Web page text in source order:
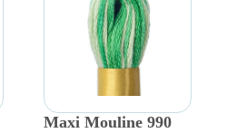
Maxi Mouline 990